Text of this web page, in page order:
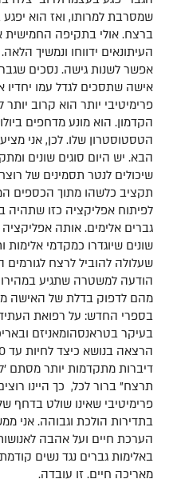
שמסרבת למרותו, ואז הוא יפגע
ברצח. אולי בתקיפה החמישית
העיתונאים ידווחו ונמשיך
אפשר לשנות גישה. נסכים
אישה שתסכים לגדל עמו יחדיו
פרימיטיבי יותר הוא קרוב
הקדמון. הוא מונע מדחפים
הטסטוסטרון שלו. לכן, אני
הבא. יש היום סוגים שונים
שיכולים לנטר תסמינים של
תקציב כלשהו מתוך הכספים
לפיתוח אפליקציה כזו שתהיה
גברים אלימים. אותה אפליקציה
שונים שיוגדרו כמקדמי
שעלולה להוביל לרצח
הודעה למשטרה שתגיע
מהם לדפוק בדלת של האישה
בספרי החדש: על רפואת
בעיקר בטראנסהומאניזם
דיברות מתקדמות יותר מסתם
תרצח" ברור לכל, כך היינו
פרימיטיבי שאינו שולט בדחף
בתדירות הולכת וגבוהה. אני
הערכת חיים ועל אהבה
באלימות גברים נגד נשים
מאריכה חיים. זו עובדה.